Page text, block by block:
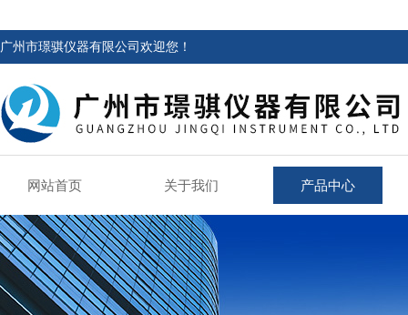
广州市璟骐仪器有限公司欢迎您！
网站首页 关于我们 产品中心